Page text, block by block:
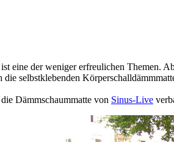
eine der weniger erfreulichen Themen.
selbstklebenden
Dämmschaummatte von Sinus-Live